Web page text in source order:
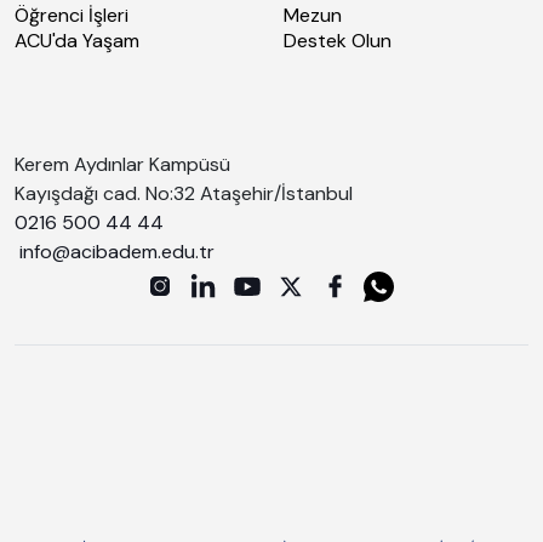
Öğrenci İşleri
ACU'da Yaşam
Mezun
Destek Olun
Kerem Aydınlar Kampüsü
Kayışdağı cad. No:32 Ataşehir/İstanbul
0216 500 44 44
info@acibadem.edu.tr